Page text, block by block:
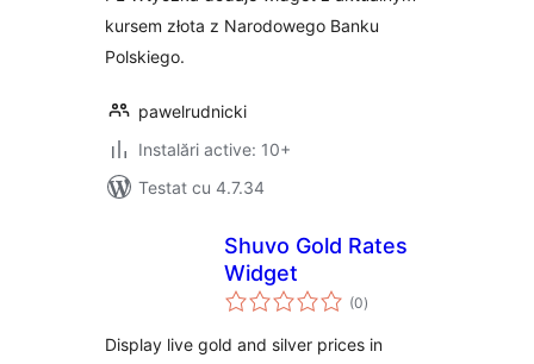
kursem złota z Narodowego Banku
Polskiego.
pawelrudnicki
Instalări active: 10+
Testat cu 4.7.34
Shuvo Gold Rates
Widget
(0total
aprecieri
)
Display live gold and silver prices in